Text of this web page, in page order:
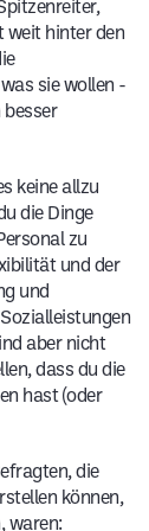
weit hinter den
sie wollen -
keine allzu
die Dinge
zu
und der
und
aber nicht
dass du die
hast (oder
die
können,
waren: